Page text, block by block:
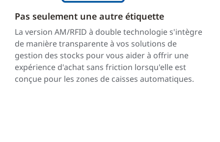
Pas seulement une autre étiquette
La version AM/RFID à double technologie s'intègre
de manière transparente à vos solutions de
gestion des stocks pour vous aider à offrir une
expérience d'achat sans friction lorsqu'elle est
conçue pour les zones de caisses automatiques.